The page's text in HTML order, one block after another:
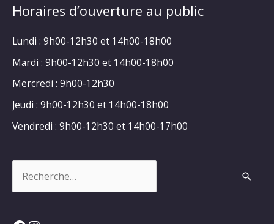
Horaires d’ouverture au public
Lundi : 9h00-12h30 et 14h00-18h00
Mardi : 9h00-12h30 et 14h00-18h00
Mercredi : 9h00-12h30
Jeudi : 9h00-12h30 et 14h00-18h00
Vendredi : 9h00-12h30 et 14h00-17h00